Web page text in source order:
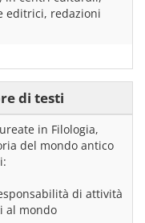
editrici, redazioni
di testi
in Filologia,
del mondo antico
di attività
al mondo